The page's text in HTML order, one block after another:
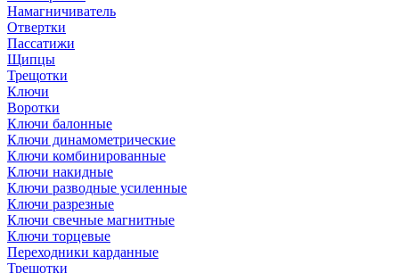
Намагничиватель
Отвертки
Пассатижи
Щипцы
Трещотки
Ключи
Воротки
Ключи балонные
Ключи динамометрические
Ключи комбинированные
Ключи накидные
Ключи разводные усиленные
Ключи разрезные
Ключи свечные магнитные
Ключи торцевые
Переходники карданные
Трещотки